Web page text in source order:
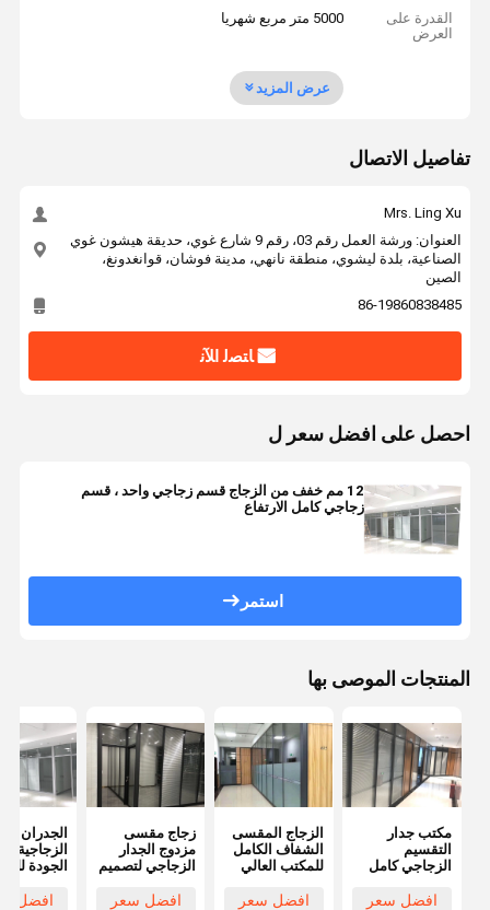
القدرة على
العرض
5000 متر مربع شهريا
عرض المزيد
تفاصيل الاتصال
Mrs. Ling Xu
العنوان: ورشة العمل رقم 03، رقم 9 شارع غوي، حديقة هيشون غوي
الصناعية، بلدة ليشوي، منطقة نانهي، مدينة فوشان، قوانغدونغ،
الصين
86-19860838485
ﺎﺘﺼﻟ ﺍﻶﻧ
احصل على افضل سعر ل
12 مم خفف من الزجاج قسم زجاجي واحد ، قسم
زجاجي كامل الارتفاع
استمر
المنتجات الموصى بها
مكتب جدار
التقسيم
الزجاجي كامل
جدار التقسيم
افضل سعر
الزجاج المقسى
الشفاف الكامل
للمكتب العالي
فرملس
افضل سعر
زجاج مقسى
مزدوج الجدار
الزجاجي لتصميم
المكتبي
افضل سعر
الجدران
الزجاجية
الجودة
المكاتب
افضل